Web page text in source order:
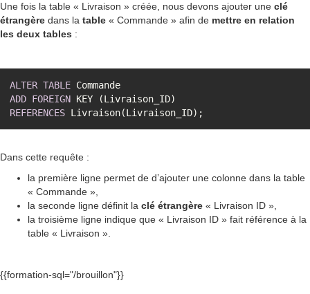
Une fois la table « Livraison » créée, nous devons ajouter une clé
étrangère dans la table « Commande » afin de mettre en relation
les deux tables :
ALTER TABLE
ADD FOREIGN
REFERENCES
Dans cette requête :
la première ligne permet de d’ajouter une colonne dans la table
« Commande »,
la seconde ligne définit la clé étrangère « Livraison ID »,
la troisième ligne indique que « Livraison ID » fait référence à la
table « Livraison ».
{{formation-sql="/brouillon"}}